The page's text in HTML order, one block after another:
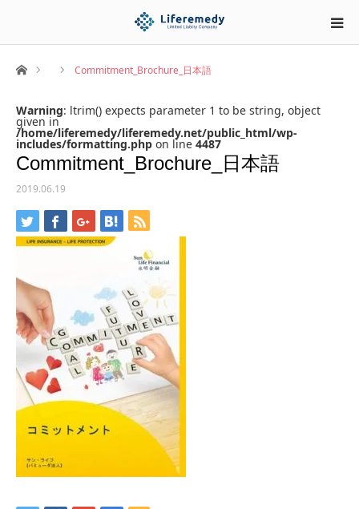
ホーム Commitment_Brochure_日本語
Warning: ltrim() expects parameter 1 to be string, object
given in
/home/liferemedy/liferemedy.net/public_html/wp-
includes/formatting.php on line 4487
Commitment_Brochure_日本語
2019.06.19